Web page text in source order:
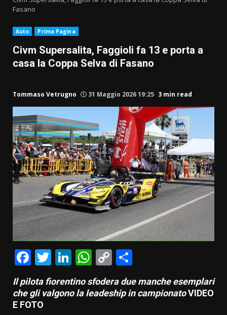
Fasano
Auto Prima Pagina
Civm Supersalita, Faggioli fa 13 e porta a
casa la Coppa Selva di Fasano
Tommaso Vetrugno 31 Maggio 2026 19:25 3 min read
Facebook
Twitter
LinkedIn
WhatsApp
Copy
Link
Il pilota fiorentino sfodera due manche esemplari
che gli valgono la leadeship in campionatoVIDEO
E FOTO